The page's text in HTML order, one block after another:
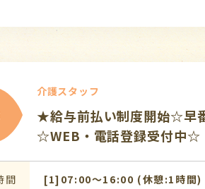
介護スタッフ
★給与前払い制度開始☆早
☆WEB・電話登録受付中☆
間 [1]07:00〜16:00 (休憩:1時間